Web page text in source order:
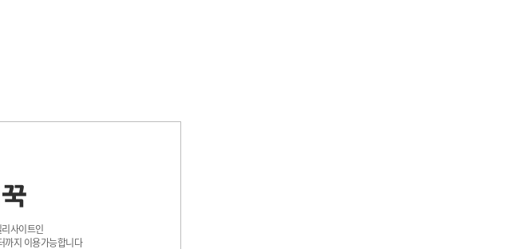
사이트인
까지 이용가능합니다